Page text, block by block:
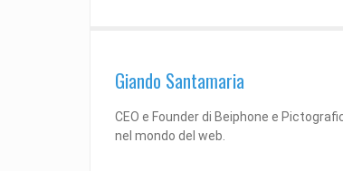
Giando Santamaria
CEO e Founder di Beiphone e
nel mondo del web.